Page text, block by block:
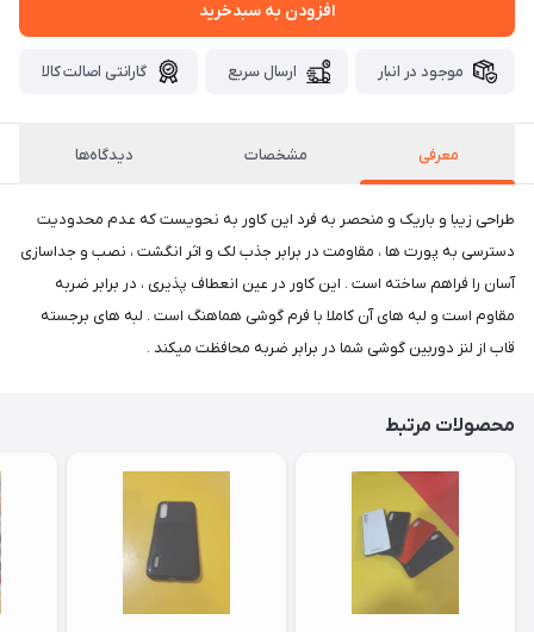
افزودن به سبدخرید
موجود در انبار ارسال سریع گارانتی اصالت کالا
معرفی مشخصات دیدگاه‌ها
طراحی زیبا و باریک و منحصر به فرد این کاور به نحویست که عدم محدودیت
دسترسی به پورت ها ، مقاومت در برابر جذب لک و اثر انگشت ، نصب و جداسازی
آسان را فراهم ساخته است . این کاور در عین انعطاف پذیری ، در برابر ضربه
مقاوم است و لبه های آن کاملا با فرم گوشی هماهنگ است . لبه های برجسته
قاب از لنز دوربین گوشی شما در برابر ضربه محافظت میکند .
محصولات مرتبط